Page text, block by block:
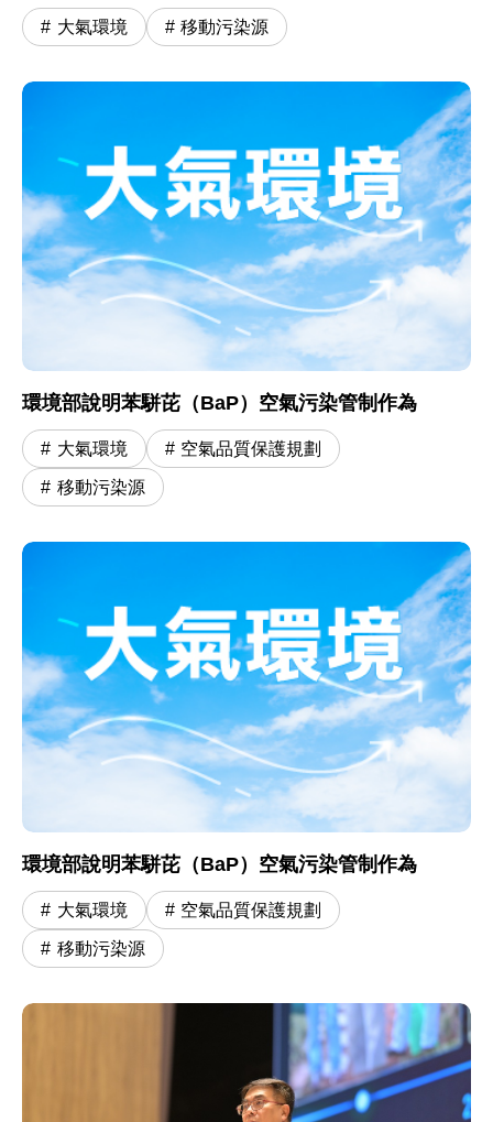
大氣環境 移動污染源
環境部說明苯駢芘（BaP）空氣污染管制作為
大氣環境 空氣品質保護規劃
移動污染源
環境部說明苯駢芘（BaP）空氣污染管制作為
大氣環境 空氣品質保護規劃
移動污染源